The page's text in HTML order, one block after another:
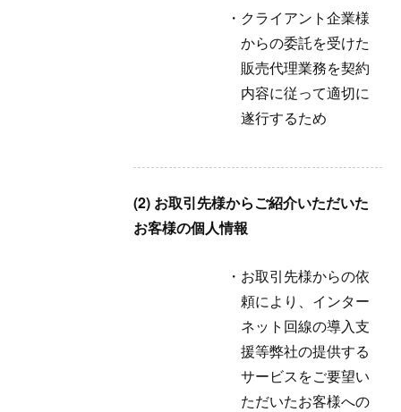
クライアント企業様
からの委託を受けた
販売代理業務を契約
内容に従って適切に
遂行するため
(2) お取引先様からご紹介いただいた
お客様の個人情報
お取引先様からの依
頼により、インター
ネット回線の導入支
援等弊社の提供する
サービスをご要望い
ただいたお客様への